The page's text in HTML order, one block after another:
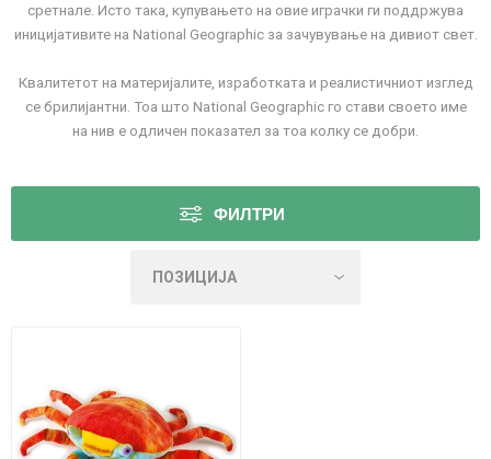
сретнале. Исто така, купувањето на овие играчки ги поддржува
иницијативите на National Geographic за зачувување на дивиот свет.
Квалитетот на материјалите, изработката и реалистичниот изглед
се брилијантни. Тоа што National Geographic го стави своето име
на нив е одличен показател за тоа колку се добри.
ФИЛТРИ